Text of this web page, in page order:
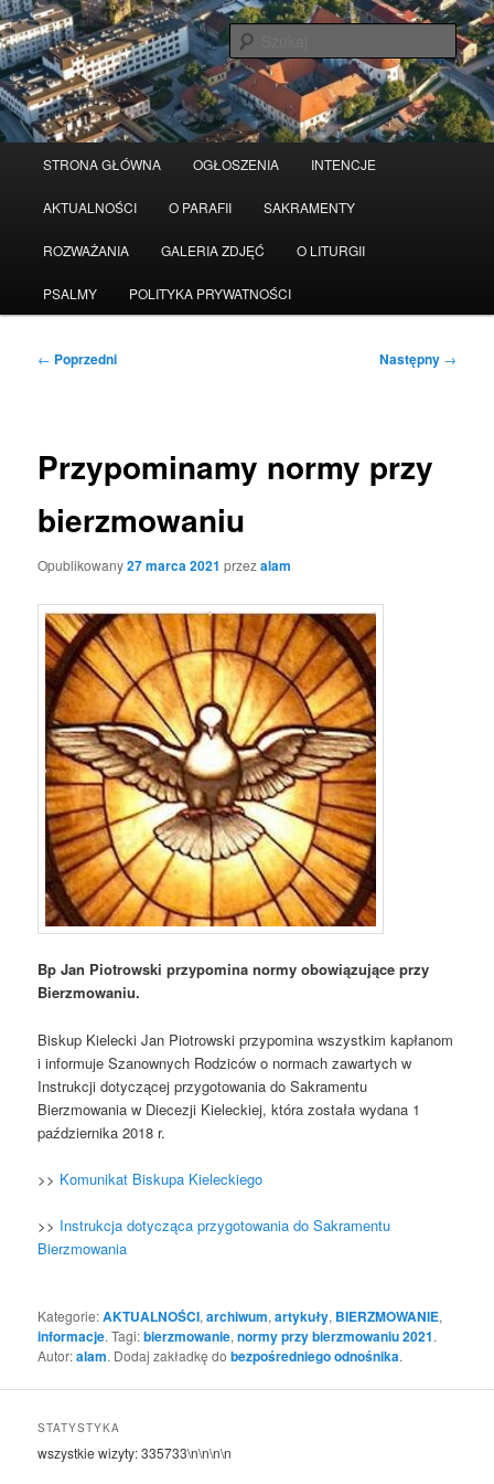
Przeskocz
do
tekstu
STRONA GŁÓWNA OGŁOSZENIA INTENCJE
AKTUALNOŚCI O PARAFII SAKRAMENTY
ROZWAŻANIA GALERIA ZDJĘĆ O LITURGII
PSALMY POLITYKA PRYWATNOŚCI
Nawigacja
← Poprzedni Następny →
Przypominamy normy przy
bierzmowaniu
Opublikowany27 marca 2021 przezalam
Bp Jan Piotrowski przypomina normy obowiązujące przy
Bierzmowaniu.
Biskup Kielecki Jan Piotrowski przypomina wszystkim kapłanom
i informuje Szanownych Rodziców o normach zawartych w
Instrukcji dotyczącej przygotowania do Sakramentu
Bierzmowania w Diecezji Kieleckiej, która została wydana 1
października 2018 r.
>> Komunikat Biskupa Kieleckiego
>> Instrukcja dotycząca przygotowania do Sakramentu
Bierzmowania
Kategorie:AKTUALNOŚCI,archiwum,artykuły, BIERZMOWANIE,
informacje. Tagi:bierzmowanie,normy przy bierzmowaniu 2021.
Autor:alam. Dodaj zakładkę dobezpośredniego odnośnika.
STATYSTYKA
wszystkie wizyty:335733\n\n\n\n
Serwis wykorzystuje pliki Cookies Czytaj więcej odrzuć